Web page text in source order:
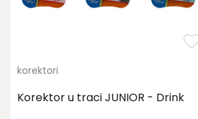
korektori
Korektor u traci JUNIOR - Drink